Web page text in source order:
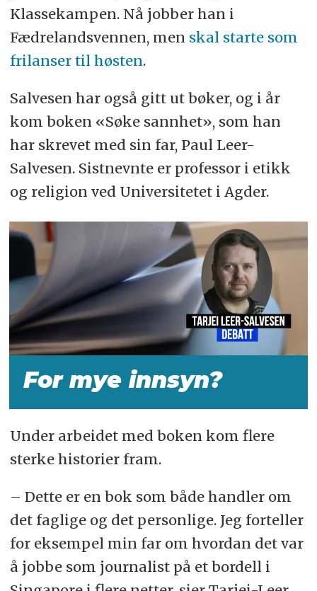
Klassekampen. Nå jobber han i
Fædrelandsvennen, men skal starte som
frilanser til høsten.
Salvesen har også gitt ut bøker, og i år
kom boken «Søke sannhet», som han
har skrevet med sin far, Paul Leer-
Salvesen. Sistnevnte er professor i etikk
og religion ved Universitetet i Agder.
For mye innsyn?
Under arbeidet med boken kom flere
sterke historier fram.
– Dette er en bok som både handler om
det faglige og det personlige. Jeg forteller
for eksempel min far om hvordan det var
å jobbe som journalist på et bordell i